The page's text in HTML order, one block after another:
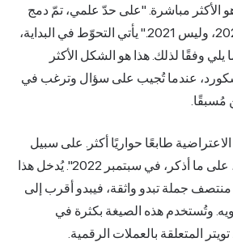
الأكثر مباشرة. "على حدّ علمي، تمّ دمج
إيثيريوم في سبتمبر 2022، وليس 2021." يأتي التحوّط في البداية،
يلي وفقًا لذلك. هذا هو الشكل الأكثر
عندما تُجيب على سؤال وترغب في
مُسبقًا.
طابعًا حواريًا أكثر. على سبيل
المثال: "حدث الاندماج، على ما أذكر، في سبتمبر 2022". يُدخل هذا
جملة تبدو واثقة، فيبدو أقرب إلى
وتُستخدم هذه الصيغة بكثرة في
المتعلقة بالعملات الرقمية.